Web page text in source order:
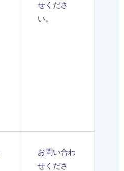
せくださ
い。
お問い合わ
せくださ